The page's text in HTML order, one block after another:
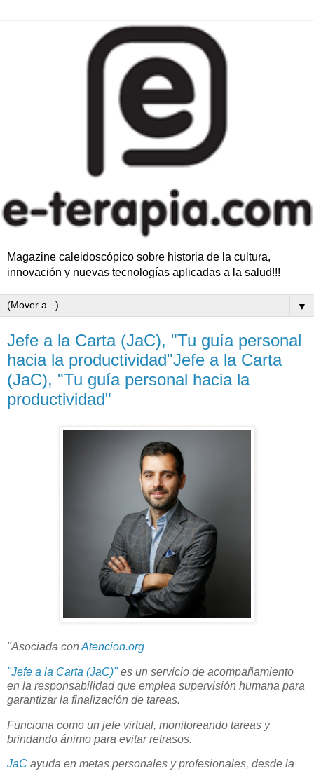
Magazine caleidoscópico sobre historia de la cultura,
innovación y nuevas tecnologías aplicadas a la salud!!!
▼
Jefe a la Carta (JaC), "Tu guía personal
hacia la productividad"Jefe a la Carta
(JaC), "Tu guía personal hacia la
productividad"
"Asociada con Atencion.org
"Jefe a la Carta (JaC)"es un servicio de acompañamiento
en la responsabilidad que emplea supervisión humana para
garantizar la finalización de tareas.
Funciona como un jefe virtual, monitoreando tareas y
brindando ánimo para evitar retrasos.
JaC ayuda en metas personales y profesionales, desde la